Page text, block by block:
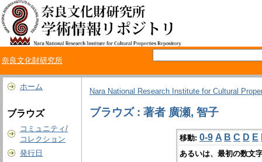
奈良文化財研究所
ホーム
ブラウズ
コミュニティ/
コレクション
発行日
Nara National Research Institute for Cultural
ブラウズ : 著者 廣瀬, 智子
移動: 0-9 A B C D E
あるいは、最初の数文